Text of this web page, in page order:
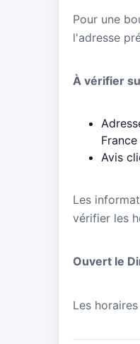
Pour une
l'adresse
À vérifier
France
Avis
Les
vérifier les
Ouvert le
Les